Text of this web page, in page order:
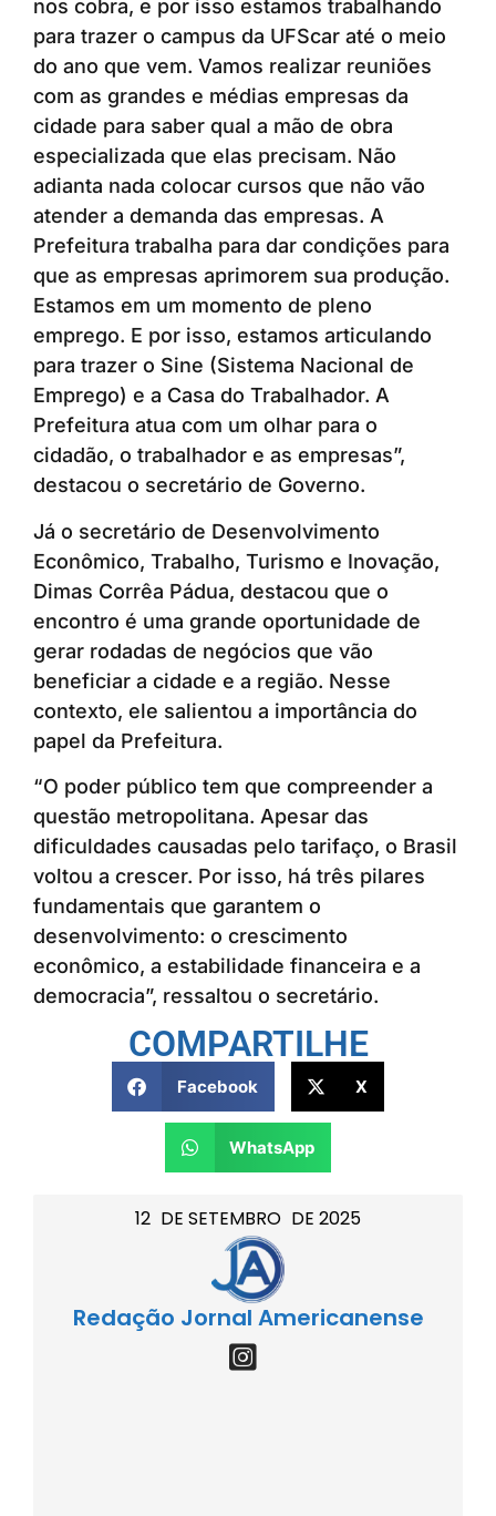
12 DE SETEMBRO DE 2025
Redação Jornal Americanense
nos cobra, e por isso estamos trabalhando
para trazer o campus da UFScar até o meio
do ano que vem. Vamos realizar reuniões
com as grandes e médias empresas da
cidade para saber qual a mão de obra
especializada que elas precisam. Não
adianta nada colocar cursos que não vão
atender a demanda das empresas. A
Prefeitura trabalha para dar condições para
que as empresas aprimorem sua produção.
Estamos em um momento de pleno
emprego. E por isso, estamos articulando
para trazer o Sine (Sistema Nacional de
Emprego) e a Casa do Trabalhador. A
Prefeitura atua com um olhar para o
cidadão, o trabalhador e as empresas”,
destacou o secretário de Governo.
Já o secretário de Desenvolvimento
Econômico, Trabalho, Turismo e Inovação,
Dimas Corrêa Pádua, destacou que o
encontro é uma grande oportunidade de
gerar rodadas de negócios que vão
beneficiar a cidade e a região. Nesse
contexto, ele salientou a importância do
papel da Prefeitura.
“O poder público tem que compreender a
questão metropolitana. Apesar das
dificuldades causadas pelo tarifaço, o Brasil
voltou a crescer. Por isso, há três pilares
fundamentais que garantem o
desenvolvimento: o crescimento
econômico, a estabilidade financeira e a
democracia”, ressaltou o secretário.
COMPARTILHE
Facebook X
WhatsApp